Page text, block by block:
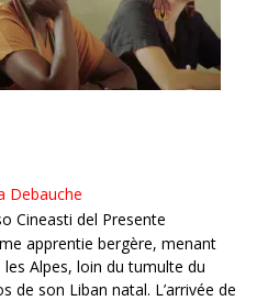
Debauche
Cineasti del Presente
apprentie bergère, menant
Alpes, loin du tumulte du
de son Liban natal. L’arrivée de